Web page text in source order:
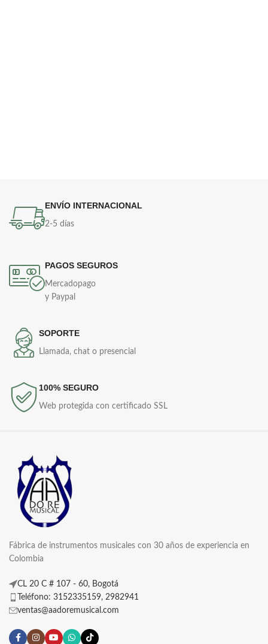
ENVÍO INTERNACIONAL
2-5 días
PAGOS SEGUROS
Mercadopago
y Paypal
SOPORTE
Llamada, chat o presencial
100% SEGURO
Web protegida con certificado SSL
Fábrica de instrumentos musicales con 30 años de experiencia en
Colombia
CL 20 C # 107 - 60, Bogotá
Teléfono: 3152335159, 2982941
ventas@aadoremusical.com